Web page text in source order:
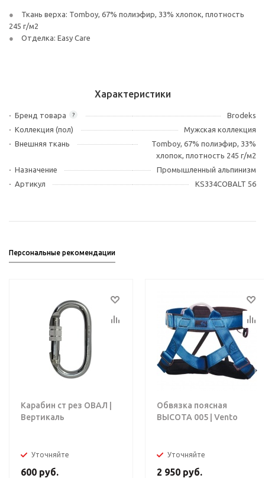
Ткань верха: Tomboy, 67% полиэфир, 33% хлопок, плотность
245 г/м2
Отделка: Easy Care
Характеристики
?
Бренд товара
Brodeks
Коллекция (пол)
Мужская коллекция
Внешняя ткань
Tomboy, 67% полиэфир, 33%
хлопок, плотность 245 г/м2
Назначение
Промышленный альпинизм
Артикул
KS334COBALT 56
Персональные рекомендации
Карабин ст рез ОВАЛ |
Вертикаль
Уточняйте
600 руб.
Обвязка поясная
ВЫСОТА 005 | Vento
Уточняйте
2 950 руб.